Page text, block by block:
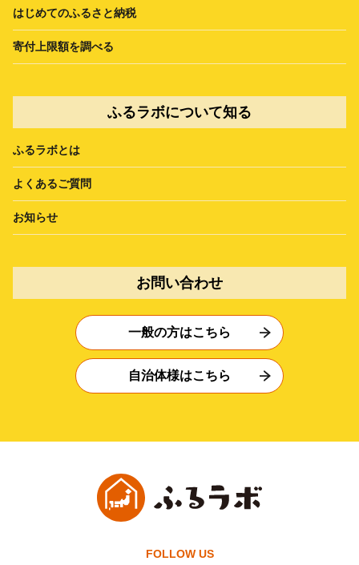
はじめてのふるさと納税
寄付上限額を調べる
ふるラボについて知る
ふるラボとは
よくあるご質問
お知らせ
お問い合わせ
一般の方はこちら
自治体様はこちら
FOLLOW US